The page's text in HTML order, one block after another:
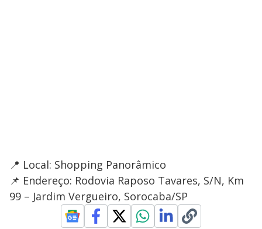
📍 Local: Shopping Panorâmico
📌 Endereço: Rodovia Raposo Tavares, S/N, Km
99 – Jardim Vergueiro, Sorocaba/SP